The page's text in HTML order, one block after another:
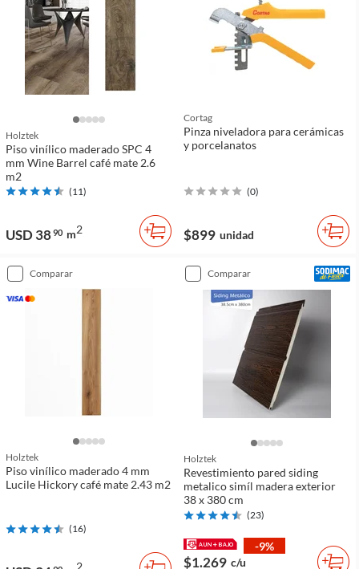
Holztek
Piso vinílico maderado SPC 4
mm Wine Barrel café mate 2.6
m2
(11)
USD 3890 m2
Cortag
Pinza niveladora para cerámicas
y porcelanatos
(0)
$899 unidad
comparar
Holztek
Piso vinílico maderado 4 mm
Lucile Hickory café mate 2.43 m2
(16)
comparar
Holztek
Revestimiento pared siding
metalico simíl madera exterior
38 x 380 cm
(23)
-9%
$1.269 c/u